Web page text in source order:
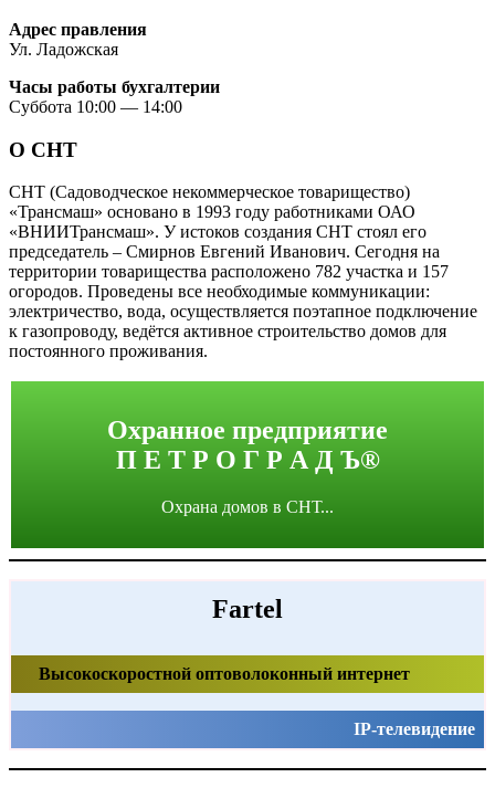
Адрес правления
Ул. Ладожская
Часы работы бухгалтерии
Суббота 10:00 — 14:00
О СНТ
СНТ (Садоводческое некоммерческое товарищество)
«Трансмаш» основано в 1993 году работниками ОАО
«ВНИИТрансмаш». У истоков создания СНТ стоял его
председатель – Смирнов Евгений Иванович. Сегодня на
территории товарищества расположено 782 участка и 157
огородов. Проведены все необходимые коммуникации:
электричество, вода, осуществляется поэтапное подключение
к газопроводу, ведётся активное строительство домов для
постоянного проживания.
Охранное предприятие
П Е Т Р О Г Р А Д Ъ®
Охрана домов в СНТ...
Fartel
Высокоскоростной оптоволоконный интернет
IP-телевидение